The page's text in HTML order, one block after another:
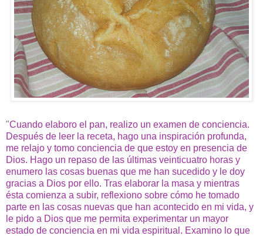
"Cuando elaboro el pan, realizo un examen de conciencia.
Después de leer la receta, hago una inspiración profunda,
me relajo y tomo conciencia de que estoy en presencia de
Dios. Hago un repaso de las últimas veinticuatro horas y
enumero las cosas buenas que me han sucedido y le doy
gracias a Dios por ello. Tras elaborar la masa y mientras
ésta comienza a subir, reflexiono sobre cómo he tomado
parte en las cosas nuevas que han acontecido en mi vida, y
le pido a Dios que me permita experimentar un mayor
estado de conciencia en mi vida espiritual. Examino lo que